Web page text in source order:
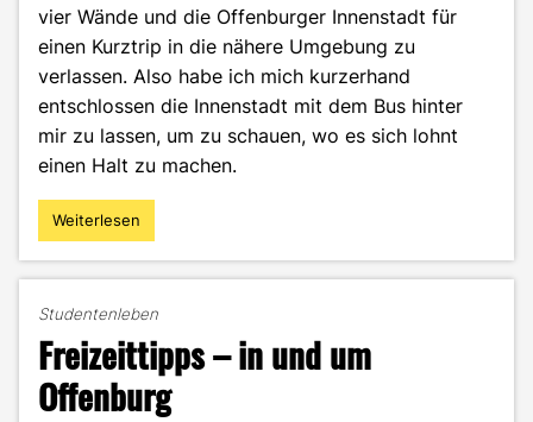
vier Wände und die Offenburger Innenstadt für
einen Kurztrip in die nähere Umgebung zu
verlassen. Also habe ich mich kurzerhand
entschlossen die Innenstadt mit dem Bus hinter
mir zu lassen, um zu schauen, wo es sich lohnt
einen Halt zu machen.
"
(End)station:
Bus
in
Offenburg
unterwegs
Weiterlesen
Studentenleben
Freizeittipps – in und um
Offenburg